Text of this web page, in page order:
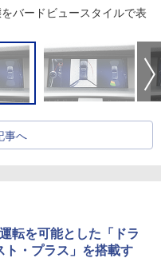
バードビュースタイルで表
事へ
転を可能とした「ドラ
ト・プラス」を搭載す